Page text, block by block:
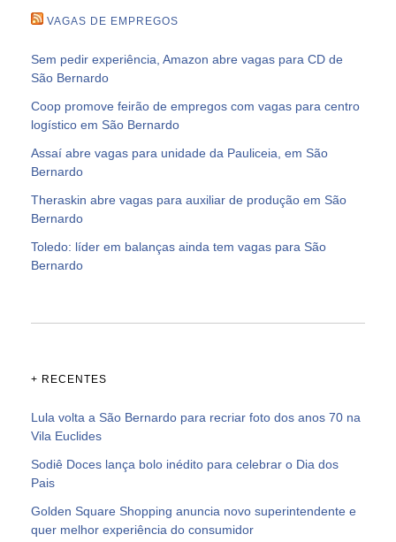
VAGAS DE EMPREGOS
Sem pedir experiência, Amazon abre vagas para CD de
São Bernardo
Coop promove feirão de empregos com vagas para centro
logístico em São Bernardo
Assaí abre vagas para unidade da Pauliceia, em São
Bernardo
Theraskin abre vagas para auxiliar de produção em São
Bernardo
Toledo: líder em balanças ainda tem vagas para São
Bernardo
+ RECENTES
Lula volta a São Bernardo para recriar foto dos anos 70 na
Vila Euclides
Sodiê Doces lança bolo inédito para celebrar o Dia dos
Pais
Golden Square Shopping anuncia novo superintendente e
quer melhor experiência do consumidor